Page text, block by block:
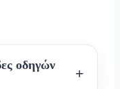
οδηγών